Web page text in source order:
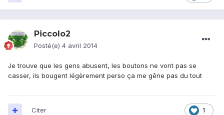
Piccolo2
Posté(e) 4 avril 2014
Je trouve que les gens abusent, les boutons ne vont pas se
casser, ils bougent légèrement perso ça me gêne pas du tout
1
Citer